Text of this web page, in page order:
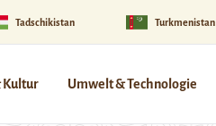
Tadschikistan Turkmenistan
Kultur Umwelt & Technologie